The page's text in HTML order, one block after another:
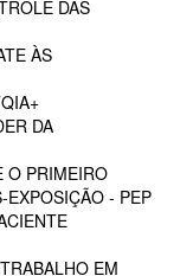
DAS
ÀS
DA
O PRIMEIRO
EXPOSIÇÃO - PEP
EM